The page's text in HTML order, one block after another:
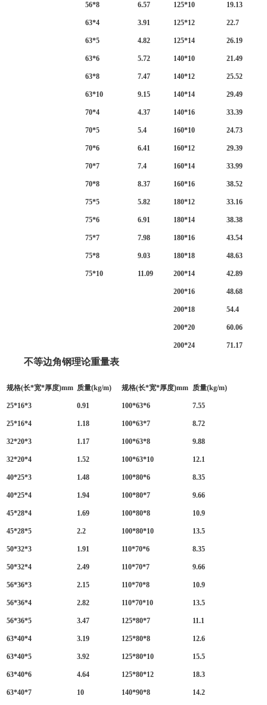
56*8 6.57 125*10 19.13
63*4 3.91 125*12 22.7
63*5 4.82 125*14 26.19
63*6 5.72 140*10 21.49
63*8 7.47 140*12 25.52
63*10 9.15 140*14 29.49
70*4 4.37 140*16 33.39
70*5 5.4 160*10 24.73
70*6 6.41 160*12 29.39
70*7 7.4 160*14 33.99
70*8 8.37 160*16 38.52
75*5 5.82 180*12 33.16
75*6 6.91 180*14 38.38
75*7 7.98 180*16 43.54
75*8 9.03 180*18 48.63
75*10 11.09 200*14 42.89
200*16 48.68
200*18 54.4
200*20 60.06
200*24 71.17
不等边角钢理论重量表
规格(长*宽*厚度)mm 质量(kg/m) 规格(长*宽*厚度)mm 质量(kg/m)
25*16*3 0.91 100*63*6 7.55
25*16*4 1.18 100*63*7 8.72
32*20*3 1.17 100*63*8 9.88
32*20*4 1.52 100*63*10 12.1
40*25*3 1.48 100*80*6 8.35
40*25*4 1.94 100*80*7 9.66
45*28*4 1.69 100*80*8 10.9
45*28*5 2.2 100*80*10 13.5
50*32*3 1.91 110*70*6 8.35
50*32*4 2.49 110*70*7 9.66
56*36*3 2.15 110*70*8 10.9
56*36*4 2.82 110*70*10 13.5
56*36*5 3.47 125*80*7 11.1
63*40*4 3.19 125*80*8 12.6
63*40*5 3.92 125*80*10 15.5
63*40*6 4.64 125*80*12 18.3
63*40*7 10 140*90*8 14.2